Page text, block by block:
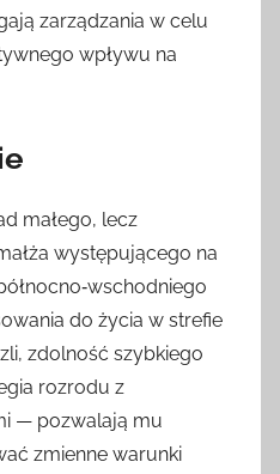
zarządzania w celu
wpływu na
małego, lecz
występującego na
do życia w strefie
zdolność szybkiego
rozrodu z
— pozwalają mu
zmienne warunki